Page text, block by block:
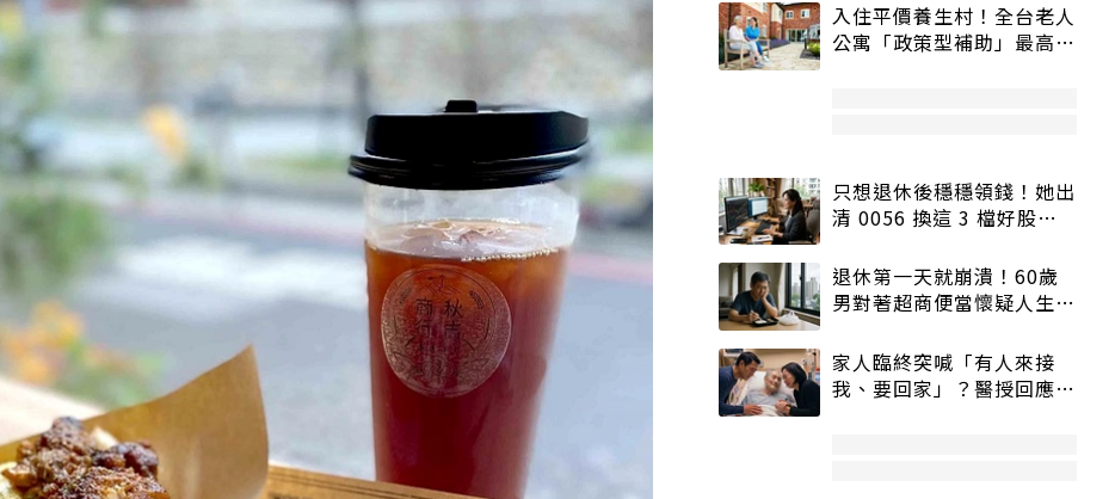
入住平價養生村！全台老人
公寓「政策型補助」最高打
只想退休後穩穩領錢！她出
清 0056 換這 3 檔好股：
退休第一天就崩潰！60歲
男對著超商便當懷疑人生
家人臨終突喊「有人來接
我、要回家」？醫授回應方